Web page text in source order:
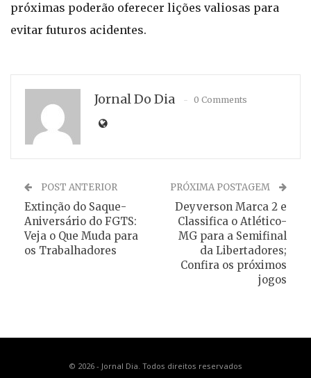
próximas poderão oferecer lições valiosas para
evitar futuros acidentes.
Jornal Do Dia 0 Comments
POST ANTERIOR
Extinção do Saque-
Aniversário do FGTS:
Veja o Que Muda para
os Trabalhadores
PRÓXIMA POSTAGEM
Deyverson Marca 2 e
Classifica o Atlético-
MG para a Semifinal
da Libertadores;
Confira os próximos
jogos
© 2026 - Jornal Dia. Todos direitos reservados